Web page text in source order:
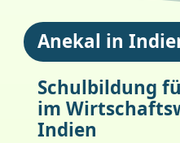
Anekal in
Schulbildung
im
Indien